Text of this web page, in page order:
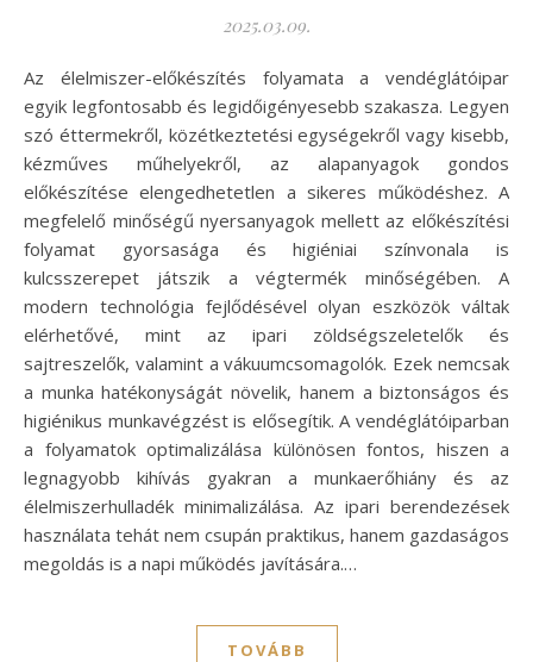
2025.03.09.
Az élelmiszer-előkészítés folyamata a vendéglátóipar
egyik legfontosabb és legidőigényesebb szakasza. Legyen
szó éttermekről, közétkeztetési egységekről vagy kisebb,
kézműves műhelyekről, az alapanyagok gondos
előkészítése elengedhetetlen a sikeres működéshez. A
megfelelő minőségű nyersanyagok mellett az előkészítési
folyamat gyorsasága és higiéniai színvonala is
kulcsszerepet játszik a végtermék minőségében. A
modern technológia fejlődésével olyan eszközök váltak
elérhetővé, mint az ipari zöldségszeletelők és
sajtreszelők, valamint a vákuumcsomagolók. Ezek nemcsak
a munka hatékonyságát növelik, hanem a biztonságos és
higiénikus munkavégzést is elősegítik. A vendéglátóiparban
a folyamatok optimalizálása különösen fontos, hiszen a
legnagyobb kihívás gyakran a munkaerőhiány és az
élelmiszerhulladék minimalizálása. Az ipari berendezések
használata tehát nem csupán praktikus, hanem gazdaságos
megoldás is a napi működés javítására.…
TOVÁBB